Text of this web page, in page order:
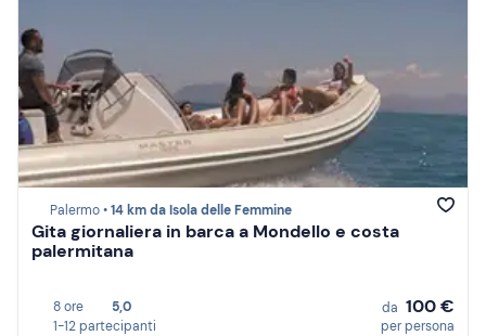
Palermo •14 km da Isola delle Femmine
Gita giornaliera in barca a Mondello e costa
palermitana
8 ore
5,0
1-12 partecipanti
da 100 €
per persona